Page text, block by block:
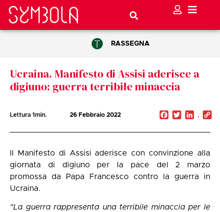
RASSEGNA
Ucraina. Manifesto di Assisi aderisce a
digiuno: guerra terribile minaccia
Lettura 1min. 26 Febbraio 2022 Facebook
Twitter
Il Manifesto di Assisi aderisce con convinzione alla
giornata di digiuno per la pace del 2 marzo
promossa da Papa Francesco contro la guerra in
Ucraina.
"La guerra rappresenta una terribile minaccia per le